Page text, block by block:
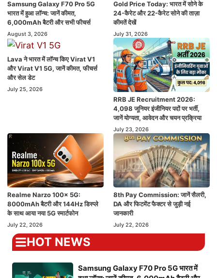
Samsung Galaxy F70 Pro 5G
भारत में हुआ लॉन्च: जानें कीमत,
6,000mAh बैटरी और सभी फीचर्स
August 3, 2026
Gold Price Today: भारत में सोने के
24-कैरेट और 22-कैरेट सोने की ताज़ा
कीमतें देखें
July 31, 2026
Lava ने भारत में लॉन्च किए Virat V1
और Virat V1 5G, जानें कीमत, फीचर्स
और सेल डेट
July 25, 2026
RRB JE Recruitment 2026:
4,098 जूनियर इंजीनियर पदों पर भर्ती,
जानें योग्यता, आवेदन और चयन प्रक्रिया
July 23, 2026
Realme Narzo 100x 5G:
8000mAh बैटरी और 144Hz डिस्प्ले
के साथ आया नया 5G स्मार्टफोन
July 22, 2026
8th Pay Commission: जानें सैलरी,
DA और फिटमेंट फैक्टर से जुड़ी नई
जानकारी
July 22, 2026
HOT NEWS
Samsung Galaxy F70 Pro 5G भारत में